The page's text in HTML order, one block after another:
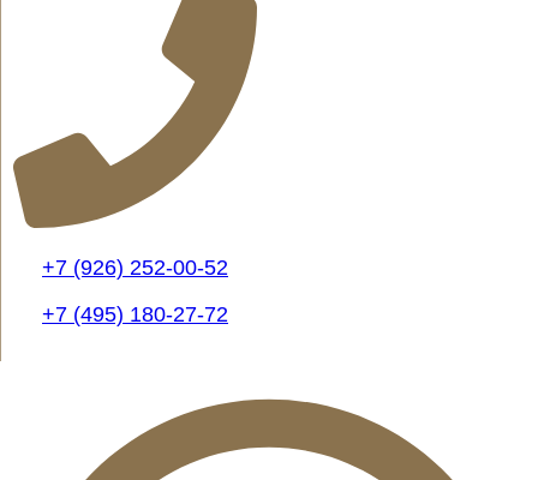
+7 (926) 252-00-52
+7 (495) 180-27-72